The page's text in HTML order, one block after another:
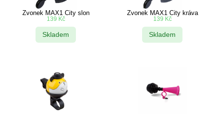
Zvonek MAX1 City slon
139 Kč
Skladem
Zvonek MAX1 City kráva
139 Kč
Skladem